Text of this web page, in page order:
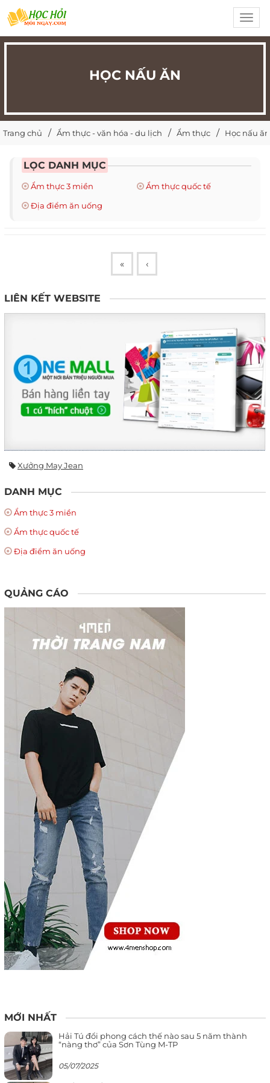
HỌC NẤU ĂN
Trang chủ Ẩm thực - văn hóa - du lịch Ẩm thực Học nấu ăn
LỌC DANH MỤC
Ẩm thực 3 miền
Ẩm thực quốc tế
Địa điểm ăn uống
« ‹
LIÊN KẾT WEBSITE
Xưởng May Jean
DANH MỤC
Ẩm thực 3 miền
Ẩm thực quốc tế
Địa điểm ăn uống
QUẢNG CÁO
MỚI NHẤT
Hải Tú đổi phong cách thế nào sau 5 năm thành
“nàng thơ” của Sơn Tùng M-TP
05/07/2025